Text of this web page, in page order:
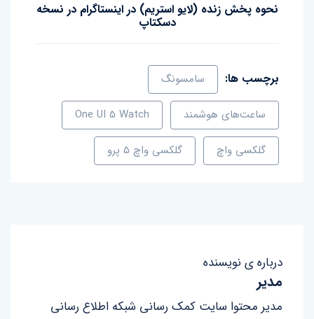
نحوه پخش زنده (لایو استریم) در اینستاگرام در نسخه
دسکتاپ
برچسب ها: سامسونگ
ساعت‌های هوشمند One UI 5 Watch
گلکسی واچ‌ گلکسی واچ ۵ پرو
درباره ی نویسنده
مدیر
مدیر محتوا سایت کمک رسانی شبکه اطلاع رسانی